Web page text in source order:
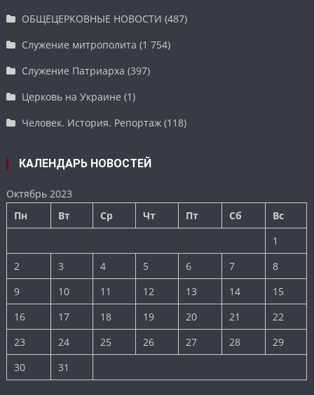
ОБЩЕЦЕРКОВНЫЕ НОВОСТИ (487)
Служение митрополита (1 754)
Служение Патриарха (397)
Церковь на Украине (1)
Человек. История. Репортаж (118)
КАЛЕНДАРЬ НОВОСТЕЙ
Октябрь 2023
Пн
Вт Ср Чт Пт Сб
Вс
1
2
3 4 5 6 7
8
9
10 11 12 13 14
15
16
17 18 19 20 21
22
23
24 25 26 27 28
29
30
31